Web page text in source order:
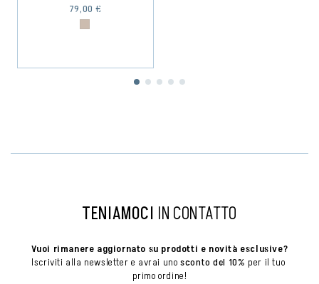
79,00 €
TENIAMOCI IN CONTATTO
Vuoi rimanere aggiornato su prodotti e novità esclusive?
Iscriviti alla newsletter e avrai uno sconto del 10% per il tuo
primo ordine!